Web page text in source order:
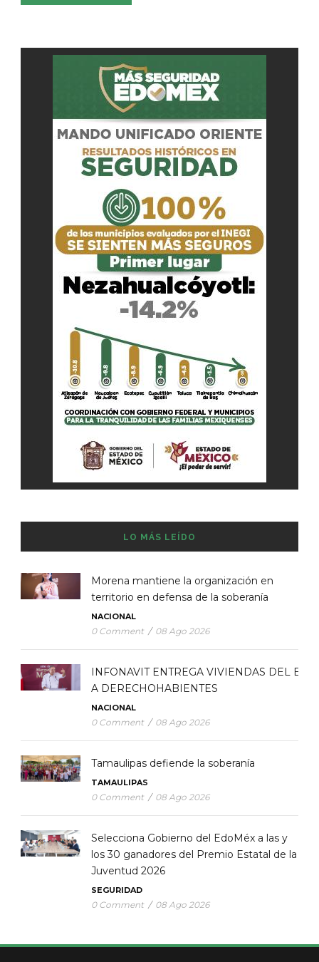
LO MÁS LEÍDO
Morena mantiene la organización en
territorio en defensa de la soberanía
NACIONAL
0 Comment / 08 Ago 2026
INFONAVIT ENTREGA VIVIENDAS DEL
A DERECHOHABIENTES
NACIONAL
0 Comment / 08 Ago 2026
Tamaulipas defiende la soberanía
TAMAULIPAS
0 Comment / 08 Ago 2026
Selecciona Gobierno del EdoMéx a las y
los 30 ganadores del Premio Estatal de la
Juventud 2026
SEGURIDAD
0 Comment / 08 Ago 2026